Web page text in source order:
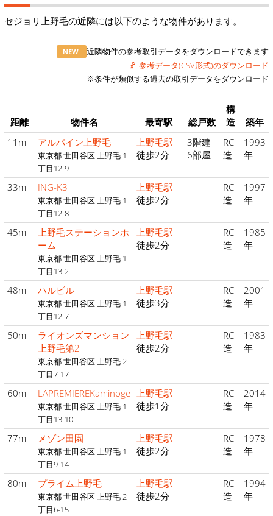
セジョリ上野毛の近隣には以下のような物件があります。
NEW
近隣物件の参考取引データをダウンロードできます
参考データ(CSV形式)のダウンロード
※条件が類似する過去の取引データをダウンロード
距離 物件名 最寄駅 総戸数
構
造
築年
11m
アルパイン上野毛
東京都 世田谷区 上野毛 1
丁目12-9
上野毛駅
徒歩2分
3階建
6部屋
RC
造
1993
年
33m ING-K3
東京都 世田谷区 上野毛 1
丁目12-8
上野毛駅
徒歩2分
RC
造
1997
年
45m
上野毛ステーションホ
ーム
東京都 世田谷区 上野毛 1
丁目13-2
上野毛駅
徒歩2分
RC
造
1985
年
48m ハルビル
東京都 世田谷区 上野毛 1
丁目12-7
上野毛駅
徒歩3分
RC
造
2001
年
50m
ライオンズマンション
上野毛第2
東京都 世田谷区 上野毛 2
丁目7-17
上野毛駅
徒歩2分
RC
造
1983
年
60m LAPREMIEREKaminoge
東京都 世田谷区 上野毛 1
丁目13-10
上野毛駅
徒歩1分
RC
造
2014
年
77m メゾン田園
東京都 世田谷区 上野毛 1
丁目9-14
上野毛駅
徒歩2分
RC
造
1978
年
80m プライム上野毛
東京都 世田谷区 上野毛 2
丁目6-15
上野毛駅
徒歩2分
RC
造
1994
年